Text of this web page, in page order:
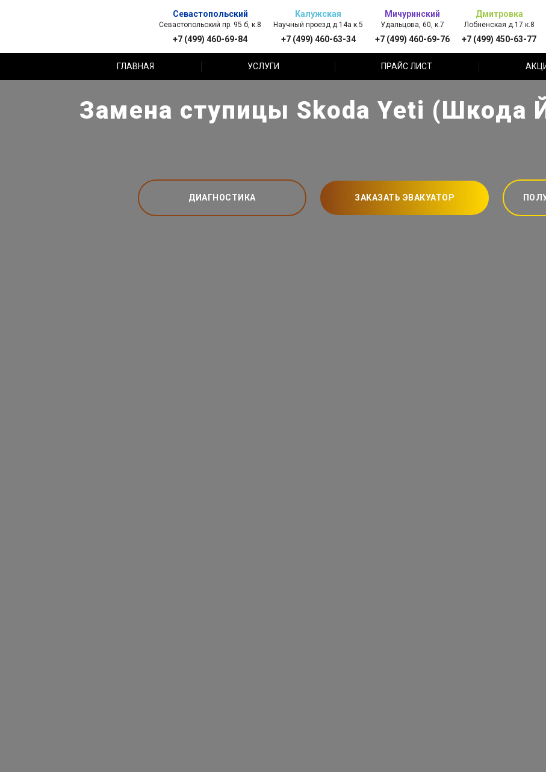
Севастопольский
Севастопольский пр. 95 б, к.8
+7 (499) 460-69-84
Калужская
Научный проезд д.14а к.5
+7 (499) 460-63-34
Мичуринский
Удальцова, 60, к.7
+7 (499) 460-69-76
Дмитровка
Лобненская д.17 к.8
+7 (499) 450-63-77
ГЛАВНАЯ УСЛУГИ ПРАЙС ЛИСТ
Замена ступицы Skoda Yeti (Шкода
ДИАГНОСТИКА ЗАКАЗАТЬ ЭВАКУАТОР